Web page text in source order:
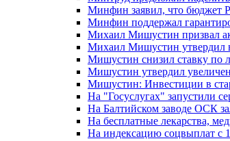
Минфин заявил, что бюджет
Минфин поддержал
Михаил Мишустин призвал
Михаил Мишустин утвердил
Мишустин снизил ставку по
Мишустин утвердил
Мишустин: Инвестиции в
На "Госуслугах" запустили
На Балтийском заводе ОСК
На бесплатные лекарства,
На индексацию соцвыплат с